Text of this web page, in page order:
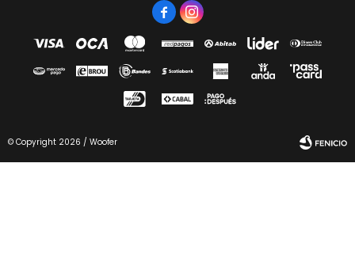
 
© Copyright 2026 / Woofer